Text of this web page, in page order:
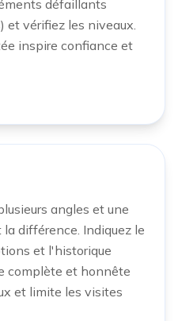
défaillants
et vérifiez les niveaux.
inspire confiance et
angles et une
différence. Indiquez le
et l'historique
complète et honnête
et limite les visites